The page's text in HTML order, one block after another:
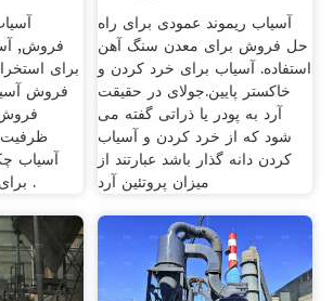
فروش,
برای
فروش
برای فروش تن آسیاب با .
آسیاب ریموند عمودی برای راه
حل فروش برای معدن سنگ آهن
استفاده. آسیاب برای خرد کردن و
خاکستر پایین.جولای در حقیقت
آرد به پودر یا ذراتی گفته می
شود که از خرد کردن و آسیاب
کردن دانه گذار باشد عبارتند از
میزان پروتئین آرد